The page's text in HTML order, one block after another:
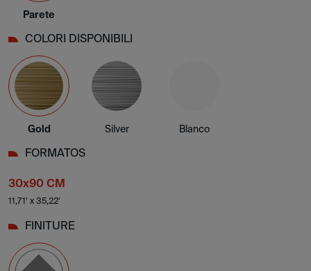
Parete
COLORI DISPONIBILI
Gold Silver Blanco
FORMATOS
30x90 CM
11,71' x 35,22'
FINITURE